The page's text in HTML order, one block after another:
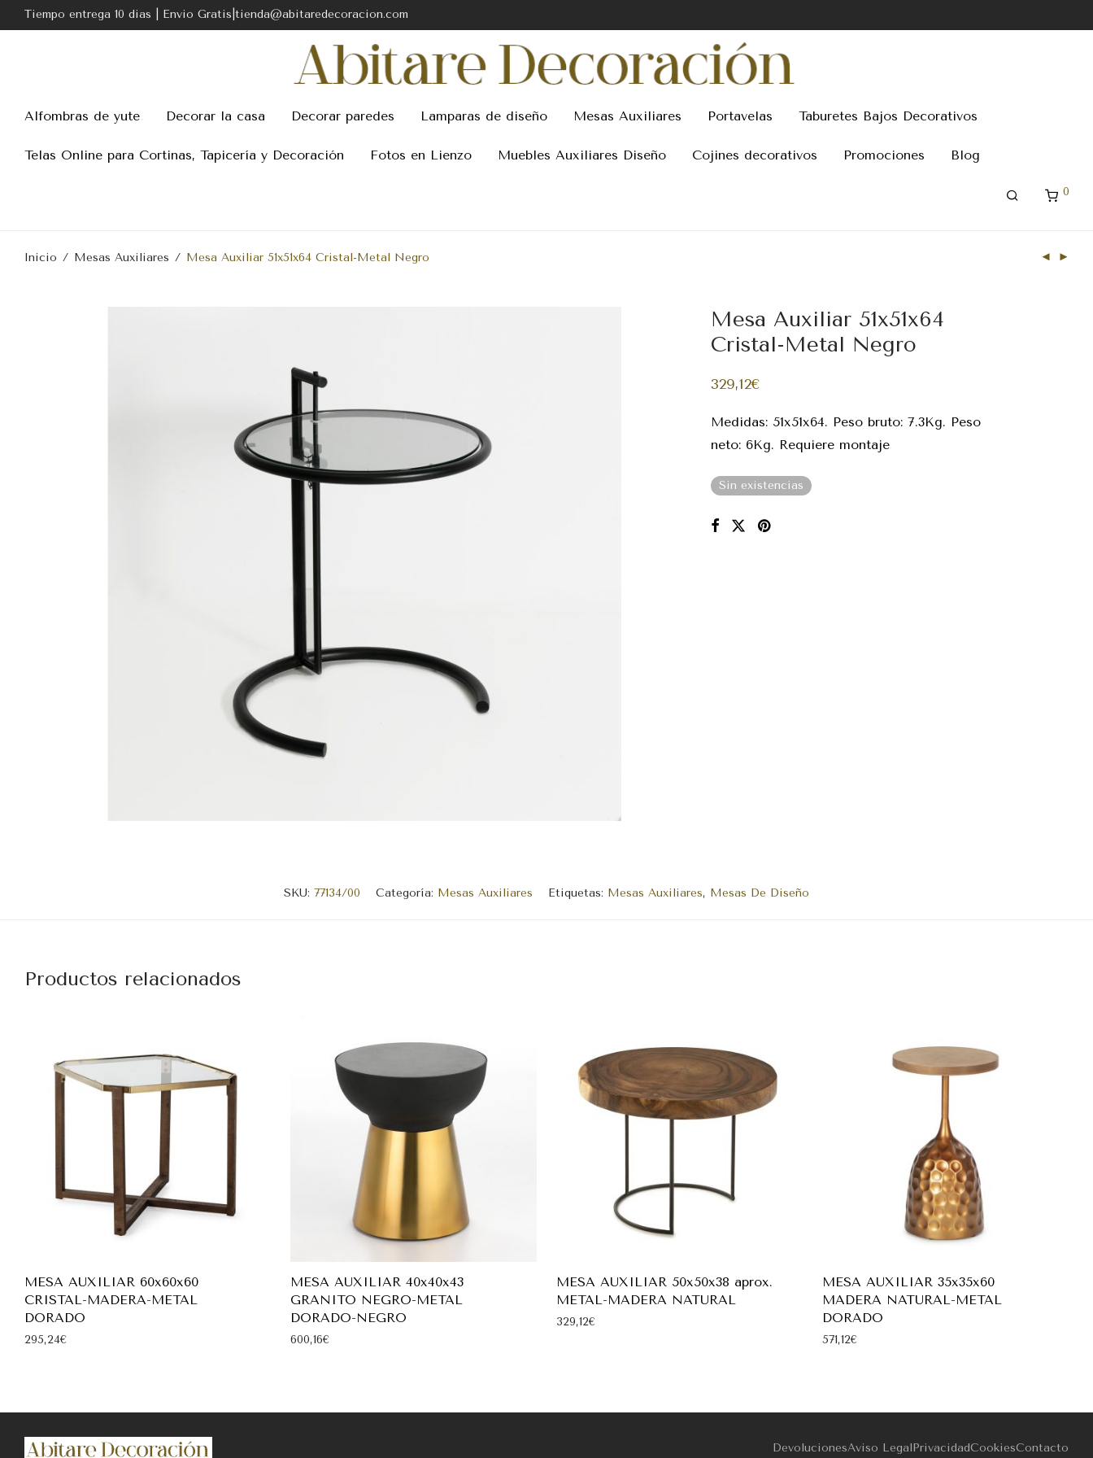
Tiempo entrega 10 dias | Envio Gratis|tienda@abitaredecoracion.com
Alfombras de yute Decorar la casa Decorar paredes Lamparas de diseño Mesas Auxiliares Portavelas Taburetes Bajos Decorativos
Telas Online para Cortinas, Tapicería y Decoración Fotos en Lienzo Muebles Auxiliares Diseño Cojines decorativos Promociones Blog
0
Inicio / Mesas Auxiliares / Mesa Auxiliar 51x51x64 Cristal-Metal Negro
Mesa Auxiliar 51x51x64
Cristal-Metal Negro
329,12€
Medidas: 51x51x64. Peso bruto: 7.3Kg. Peso
neto: 6Kg. Requiere montaje
Sin existencias
SKU: 77134/00 Categoría: Mesas Auxiliares Etiquetas: Mesas Auxiliares, Mesas De Diseño
Productos relacionados
MESA AUXILIAR 60x60x60
CRISTAL-MADERA-METAL
DORADO
295,24€
MESA AUXILIAR 40x40x43
GRANITO NEGRO-METAL
DORADO-NEGRO
600,16€
MESA AUXILIAR 50x50x38 aprox.
METAL-MADERA NATURAL
329,12€
MESA AUXILIAR 35x35x60
MADERA NATURAL-METAL
DORADO
571,12€
DevolucionesAviso LegalPrivacidadCookiesContacto